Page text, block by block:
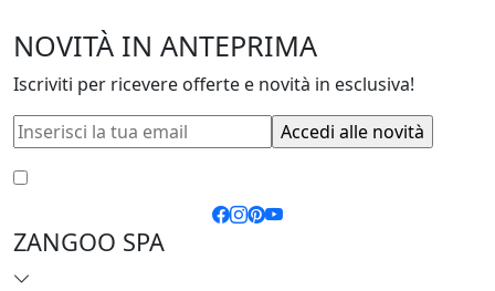
NOVITÀ IN ANTEPRIMA
Iscriviti per ricevere offerte e novità in esclusiva!
ZANGOO SPA